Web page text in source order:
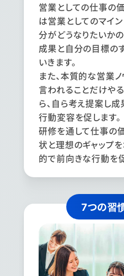
営業としての仕事の
は営業としてのマイ
分がどうなりたいか
成果と自分の目標の
いきます。
また、本質的な営業
言われることだけや
ら、自ら考え提案し
行動変容を促します。
研修を通して仕事の
状と理想のギャップ
的で前向きな行動を
7つの習